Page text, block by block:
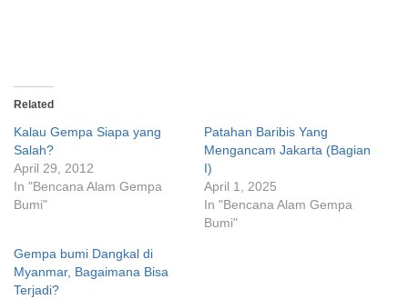
Related
Kalau Gempa Siapa yang
Salah?
April 29, 2012
In "Bencana Alam Gempa
Bumi"
Patahan Baribis Yang
Mengancam Jakarta (Bagian
I)
April 1, 2025
In "Bencana Alam Gempa
Bumi"
Gempa bumi Dangkal di
Myanmar, Bagaimana Bisa
Terjadi?